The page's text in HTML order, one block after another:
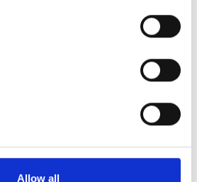
Allow all
toimialueella ulkomaalaisten
3,3 prosenttia vuoden aikana: se
28,3 prosenttia ja syyskuun 2024
KEHA-keskuksen ja ELY-keskuksen